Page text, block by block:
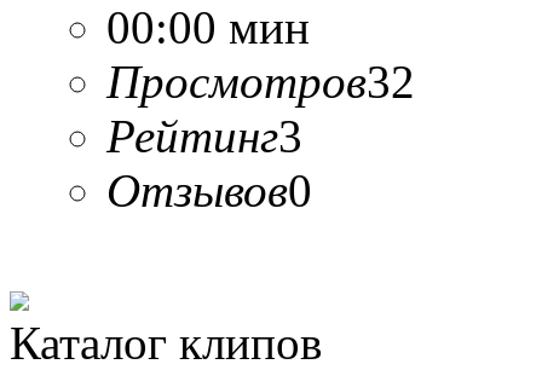
00:00 мин
Просмотров32
Рейтинг3
Отзывов0
Каталог клипов